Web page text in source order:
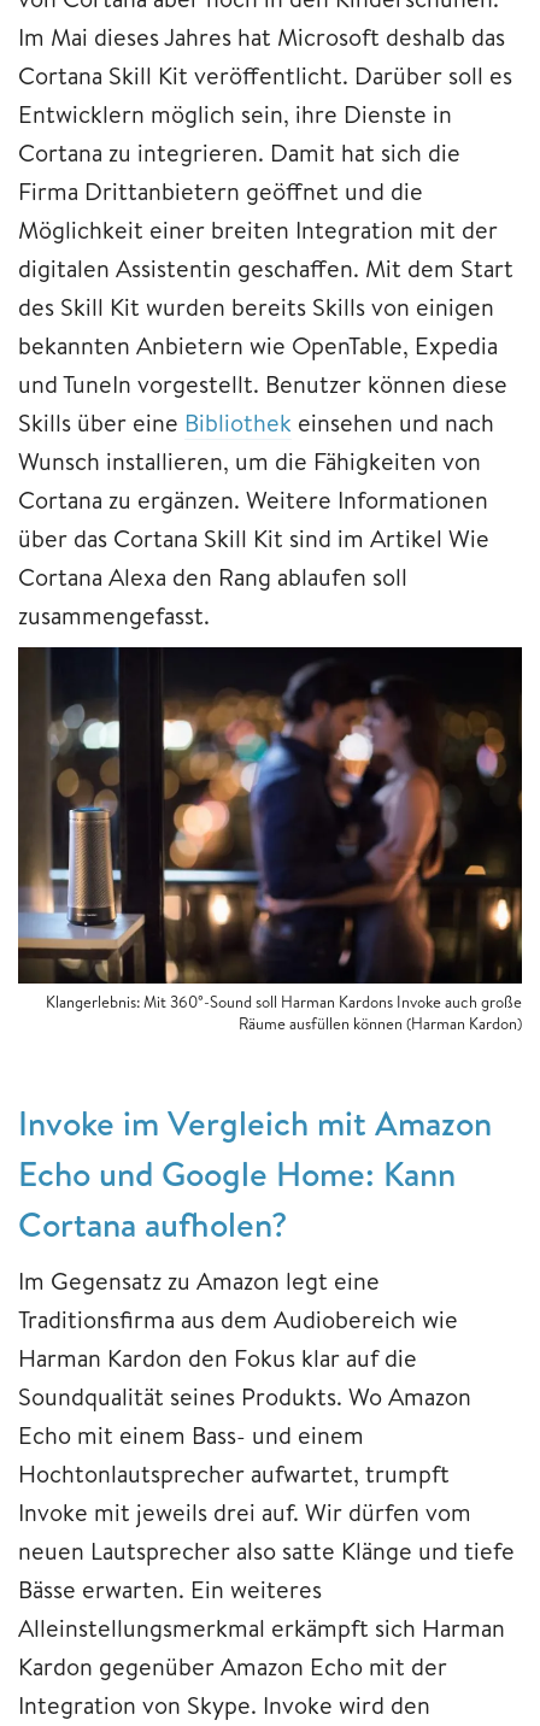
Im Mai dieses Jahres hat Microsoft deshalb das
Cortana Skill Kit veröffentlicht. Darüber soll es
Entwicklern möglich sein, ihre Dienste in
Cortana zu integrieren. Damit hat sich die
Firma Drittanbietern geöffnet und die
Möglichkeit einer breiten Integration mit der
digitalen Assistentin geschaffen. Mit dem Start
des Skill Kit wurden bereits Skills von einigen
bekannten Anbietern wie OpenTable, Expedia
und TuneIn vorgestellt. Benutzer können diese
Skills über eine Bibliothek einsehen und nach
Wunsch installieren, um die Fähigkeiten von
Cortana zu ergänzen. Weitere Informationen
über das Cortana Skill Kit sind im Artikel Wie
Cortana Alexa den Rang ablaufen soll
zusammengefasst.
Klangerlebnis: Mit 360°-Sound soll Harman Kardons Invoke auch große
Räume ausfüllen können (Harman Kardon)
Invoke im Vergleich mit Amazon
Echo und Google Home: Kann
Cortana aufholen?
Im Gegensatz zu Amazon legt eine
Traditionsfirma aus dem Audiobereich wie
Harman Kardon den Fokus klar auf die
Soundqualität seines Produkts. Wo Amazon
Echo mit einem Bass- und einem
Hochtonlautsprecher aufwartet, trumpft
Invoke mit jeweils drei auf. Wir dürfen vom
neuen Lautsprecher also satte Klänge und tiefe
Bässe erwarten. Ein weiteres
Alleinstellungsmerkmal erkämpft sich Harman
Kardon gegenüber Amazon Echo mit der
Integration von Skype. Invoke wird den